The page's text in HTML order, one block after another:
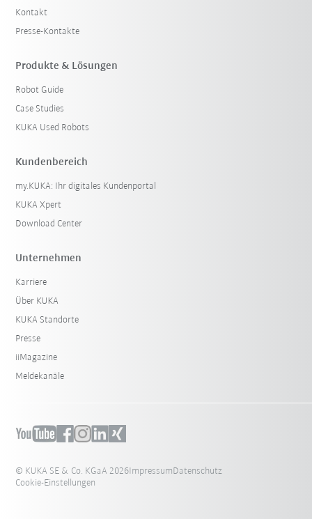
Kontakt
Presse-Kontakte
Produkte & Lösungen
Robot Guide
Case Studies
KUKA Used Robots
Kundenbereich
my.KUKA: Ihr digitales Kundenportal
KUKA Xpert
Download Center
Unternehmen
Karriere
Über KUKA
KUKA Standorte
Presse
iiMagazine
Meldekanäle
© KUKA SE & Co. KGaA 2026ImpressumDatenschutz
Cookie-Einstellungen